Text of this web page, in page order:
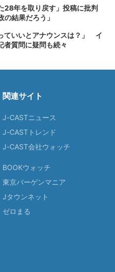
28年を取り戻す」投稿に批判
結果だろう」
ていいとアナウンスは？」 イ
者質問に疑問も続々
関連サイト
J-CASTニュース
J-CASTトレンド
J-CAST会社ウォッチ
BOOKウォッチ
東京バーゲンマニア
Jタウンネット
ゼロまる